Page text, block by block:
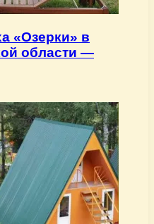
«Озерки» в
области —